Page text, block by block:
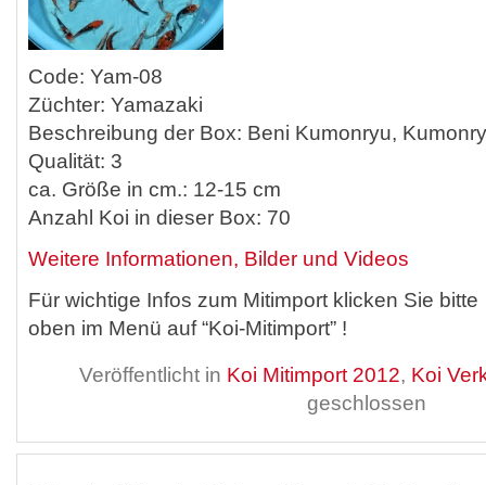
Code: Yam-08
Züchter: Yamazaki
Beschreibung der Box: Beni Kumonryu,
Qualität: 3
ca. Größe in cm.: 12-15 cm
Anzahl Koi in dieser Box: 70
Weitere Informationen, Bilder und Videos
Für wichtige Infos zum Mitimport klicken Sie bitte
oben im Menü auf “Koi-Mitimport” !
Veröffentlicht in Koi Mitimport 2012, Koi
geschlossen